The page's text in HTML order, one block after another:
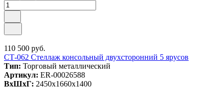
110 500 руб.
СТ-062 Стеллаж консольный двухсторонний 5 ярусов
Тип: Торговый металлический
Артикул: ER-00026588
ВxШxГ: 2450x1660x1400